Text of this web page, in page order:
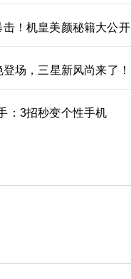
击！机皇美颜秘籍大公开
场，三星新风尚来了！
：3招秒变个性手机